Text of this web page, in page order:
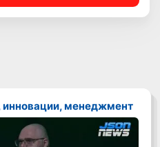
инновации, менеджмент